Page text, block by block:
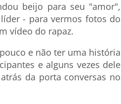
beijo para seu "amor",
- para vermos fotos do
vídeo do rapaz.
e não ter uma história
e alguns vezes dele
da porta conversas no